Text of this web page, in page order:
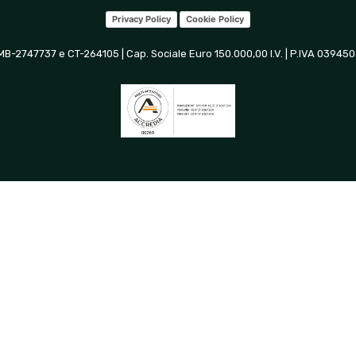
Privacy Policy Cookie Policy
2747737 e CT-264105 | Cap. Sociale Euro 150.000,00 I.V. | P.IVA